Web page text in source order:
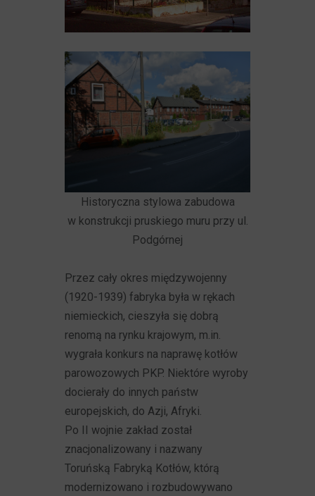
Historyczna stylowa zabudowa
w konstrukcji pruskiego muru przy ul.
Podgórnej
Przez cały okres międzywojenny
(1920-1939) fabryka była w rękach
niemieckich, cieszyła się dobrą
renomą na rynku krajowym, m.in.
wygrała konkurs na naprawę kotłów
parowozowych PKP. Niektóre wyroby
docierały do innych państw
europejskich, do Azji, Afryki.
Po II wojnie zakład został
znacjonalizowany i nazwany
Toruńską Fabryką Kotłów, którą
modernizowano i rozbudowywano